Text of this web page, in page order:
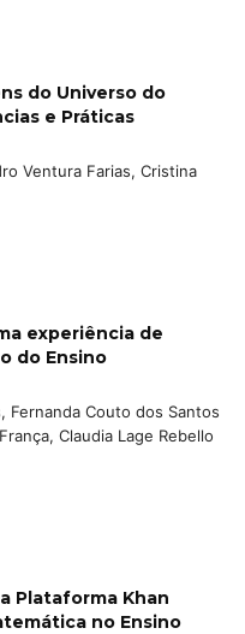
do Universo do
e Práticas
Ventura Farias, Cristina
experiência de
do Ensino
Fernanda Couto dos Santos
Claudia Lage Rebello
Plataforma Khan
no Ensino